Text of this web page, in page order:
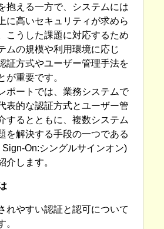
抱える一方で、システムには
に高いセキュリティが求めら
こうした課題に対応するため
ムの規模や利用環境に応じ
証方式やユーザー管理手法を
が重要です。
ポートでは、業務システムで
表的な認証方式とユーザー管
するとともに、複数システム
を解決する手段の一つである
On:シングルサインオン)
介します。
れやすい認証と認可について
。